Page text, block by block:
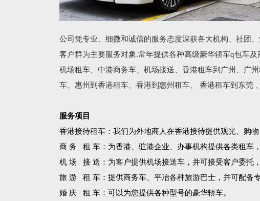
公司凭专业、细微和诚信的服务态度深获各大机构、社团
客户群为主要服务对象.常年提供各种高级豪华轿车q包车
机场租车、中港商务车、机场接送、香港租车到广州、广
车、惠州到香港租车、香港到惠州租车、 香港租车到东莞
服务项目
香港接待租车：我们为外地商人在香港接待提供观光、购
商 务 租 车：为香港、驻港企业、办事机构提供各类租车，
机 场 接 送：为客户提供机场接送车，并可接受客户委托
旅 游 租 车：提供商务车、平冶各种旅游巴士，并可配备专
婚 庆 租 车：可以为您提供各种型号的豪华轿车。